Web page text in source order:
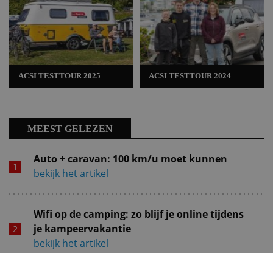
ACSI TESTTOUR 2025 ACSI TESTTOUR 2024
MEEST GELEZEN
Auto + caravan: 100 km/u moet kunnen
bekijk het artikel
Wifi op de camping: zo blijf je online tijdens
je kampeervakantie
bekijk het artikel